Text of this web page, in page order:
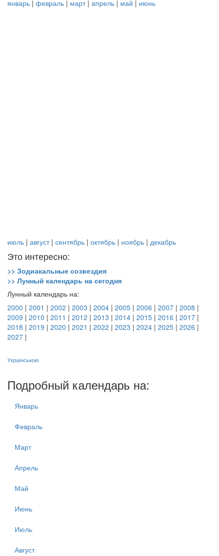
январь | февраль | март| апрель | май | июнь
июль | август| сентябрь | октябрь | ноябрь | декабрь
Это интересно:
>> Зодиакальные созвездия
>> Лунный календарь на сегодня
Лунный календарь на:
2000 | 2001 | 2002 | 2003 | 2004 | 2005 | 2006 | 2007 | 2008 |
2009 | 2010 | 2011 | 2012 | 2013 | 2014 | 2015 | 2016 | 2017 |
2018 | 2019 | 2020 | 2021 | 2022 | 2023 | 2024 | 2025 | 2026 |
2027 |
Українською
Подробный календарь на:
Январь
Февраль
Март
Апрель
Май
Июнь
Июль
Август